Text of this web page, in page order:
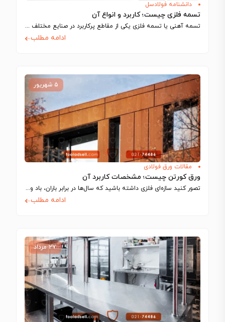
دانشنامه فولادسل
تسمه فلزی چیست؛ کاربرد و انواع آن
تسمه آهنی یا تسمه فلزی یکی از مقاطع پرکاربرد در صنایع مختلف مانند ساخت…
ادامه مطلب
۵ شهریور
مقالات ورق فولادی
ورق کورتن چیست؛ مشخصات کاربرد آن
تصور کنید سازه‌ای فلزی داشته باشید که سال‌ها در برابر باران، باد و نور…
ادامه مطلب
۲۷ مرداد